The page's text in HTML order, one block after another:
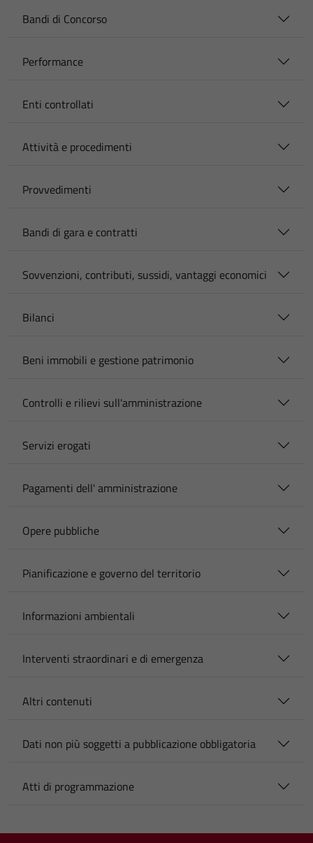
Bandi di Concorso
Performance
Enti controllati
Attività e procedimenti
Provvedimenti
Bandi di gara e contratti
Sovvenzioni, contributi, sussidi, vantaggi economici
Bilanci
Beni immobili e gestione patrimonio
Controlli e rilievi sull'amministrazione
Servizi erogati
Pagamenti dell' amministrazione
Opere pubbliche
Pianificazione e governo del territorio
Informazioni ambientali
Interventi straordinari e di emergenza
Altri contenuti
Dati non più soggetti a pubblicazione obbligatoria
Atti di programmazione